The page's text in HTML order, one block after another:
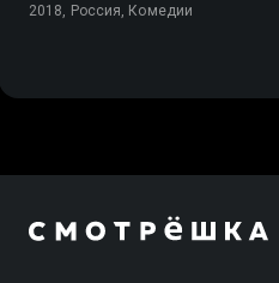
2018, Россия, Комедии